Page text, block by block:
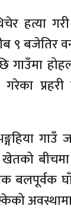
हत्या
९ बजेतिर
गाउँमा
गाउँ
बलपूर्वक